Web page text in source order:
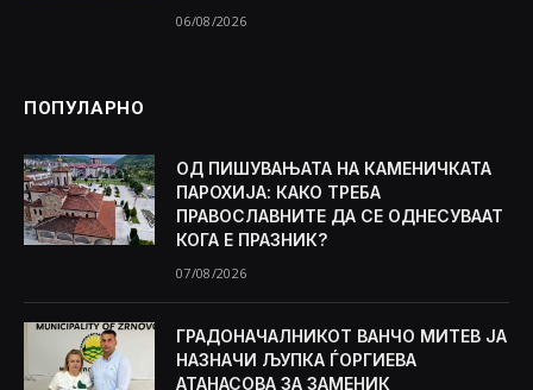
06/08/2026
ПОПУЛАРНО
ОД ПИШУВАЊАТА НА КАМЕНИЧКАТА
ПАРОХИЈА: КАКО ТРЕБА
ПРАВОСЛАВНИТЕ ДА СЕ ОДНЕСУВААТ
КОГА Е ПРАЗНИК?
07/08/2026
ГРАДОНАЧАЛНИКОТ ВАНЧО МИТЕВ ЈА
НАЗНАЧИ ЉУПКА ЃОРГИЕВА
АТАНАСОВА ЗА ЗАМЕНИК